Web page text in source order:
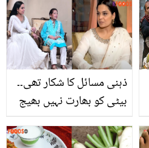
ہوں گے
ذہنی مسائل کا شکار تھی۔۔
بیٹی کو بھارت نہیں بھیج
بیٹی کے حوالے سےکیا